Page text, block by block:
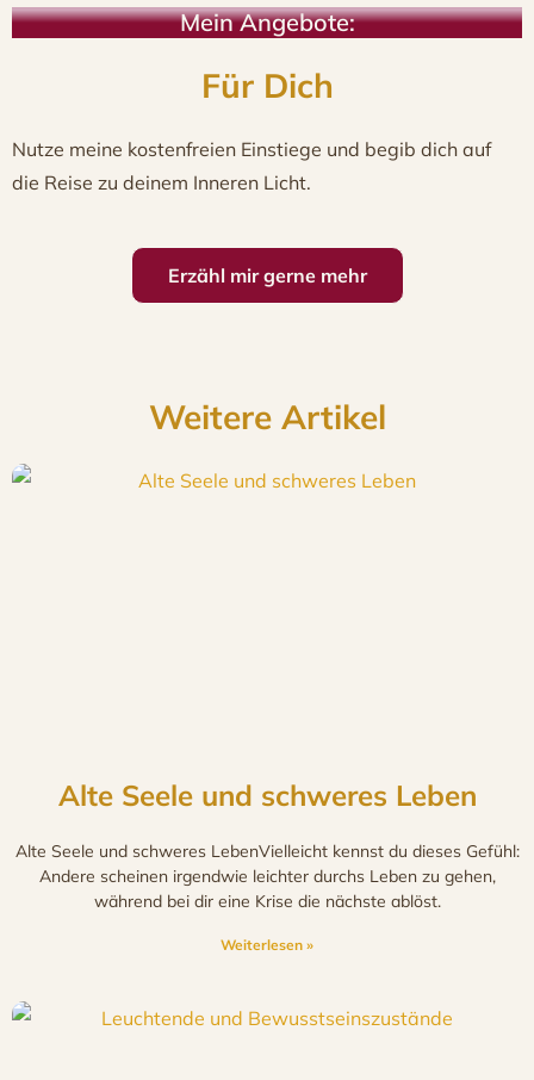
Mein Angebote:
Für Dich
Nutze meine kostenfreien Einstiege und begib dich auf
die Reise zu deinem Inneren Licht.
Erzähl mir gerne mehr
Weitere Artikel
Alte Seele und schweres Leben
Alte Seele und schweres LebenVielleicht kennst du dieses Gefühl:
Andere scheinen irgendwie leichter durchs Leben zu gehen,
während bei dir eine Krise die nächste ablöst.
Weiterlesen »